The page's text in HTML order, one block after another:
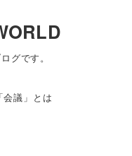
グです。
会議」とは